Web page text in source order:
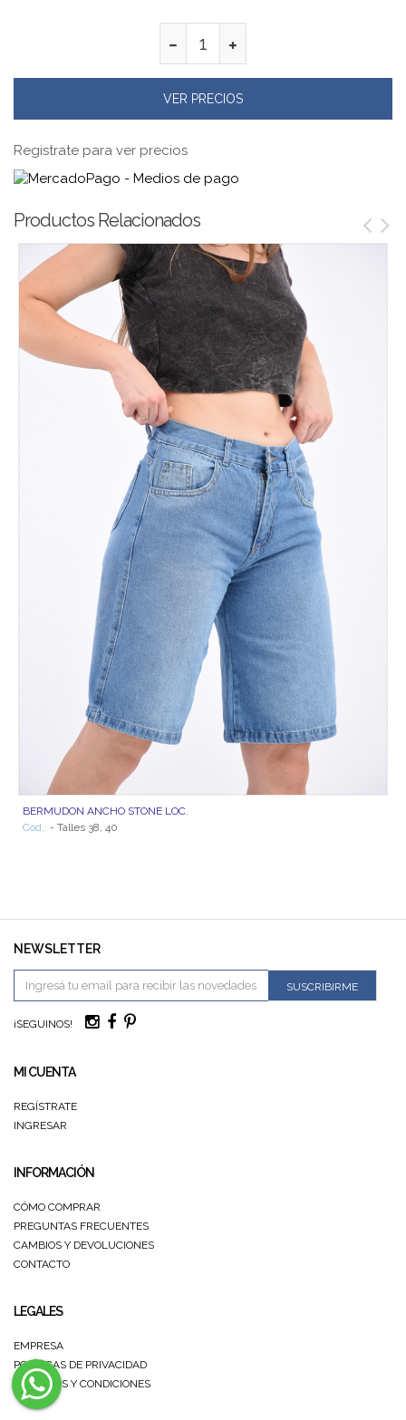
VER PRECIOS
Registrate para ver precios
Productos Relacionados
BERMUDON ANCHO STONE LOC.
Cod.: - Talles 38, 40
NEWSLETTER
SUSCRIBIRME
¡SEGUINOS!
MI CUENTA
REGÍSTRATE
INGRESAR
INFORMACIÓN
CÓMO COMPRAR
PREGUNTAS FRECUENTES
CAMBIOS Y DEVOLUCIONES
CONTACTO
LEGALES
EMPRESA
POLÍTICAS DE PRIVACIDAD
TÉRMINOS Y CONDICIONES